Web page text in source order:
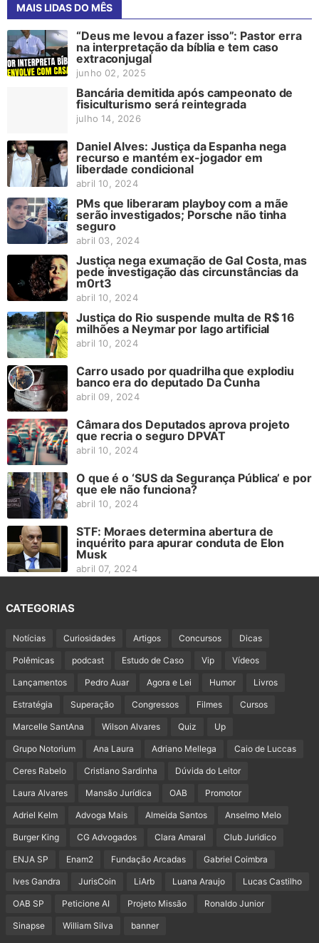
MAIS LIDAS DO MÊS
“Deus me levou a fazer isso”: Pastor erra
na interpretação da bíblia e tem caso
extraconjugal
junho 02, 2025
Bancária demitida após campeonato de
fisiculturismo será reintegrada
julho 14, 2026
Daniel Alves: Justiça da Espanha nega
recurso e mantém ex-jogador em
liberdade condicional
abril 10, 2024
PMs que liberaram playboy com a mãe
serão investigados; Porsche não tinha
seguro
abril 03, 2024
Justiça nega exumação de Gal Costa, mas
pede investigação das circunstâncias da
m0rt3
abril 10, 2024
Justiça do Rio suspende multa de R$ 16
milhões a Neymar por lago artificial
abril 10, 2024
Carro usado por quadrilha que explodiu
banco era do deputado Da Cunha
abril 09, 2024
Câmara dos Deputados aprova projeto
que recria o seguro DPVAT
abril 10, 2024
O que é o ‘SUS da Segurança Pública’ e por
que ele não funciona?
abril 10, 2024
STF: Moraes determina abertura de
inquérito para apurar conduta de Elon
Musk
abril 07, 2024
CATEGORIAS
Notícias Curiosidades Artigos Concursos Dicas
Polêmicas podcast Estudo de Caso Vip Vídeos
Lançamentos Pedro Auar Agora e Lei Humor Livros
Estratégia Superação Congressos Filmes Cursos
Marcelle SantAna Wilson Alvares Quiz Up
Grupo Notorium Ana Laura Adriano Mellega Caio de Luccas
Ceres Rabelo Cristiano Sardinha Dúvida do Leitor
Laura Alvares Mansão Jurídica OAB Promotor
Adriel Kelm Advoga Mais Almeida Santos Anselmo Melo
Burger King CG Advogados Clara Amaral Club Juridico
ENJA SP Enam2 Fundação Arcadas Gabriel Coimbra
Ives Gandra JurisCoin LiArb Luana Araujo Lucas Castilho
OAB SP Peticione AI Projeto Missão Ronaldo Junior
Sinapse William Silva banner